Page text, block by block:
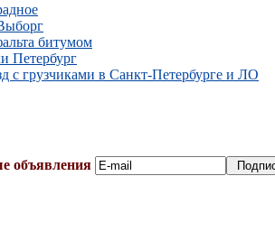
битумом
Петербург
с грузчиками в Санкт-Петербурге и ЛО
объявления